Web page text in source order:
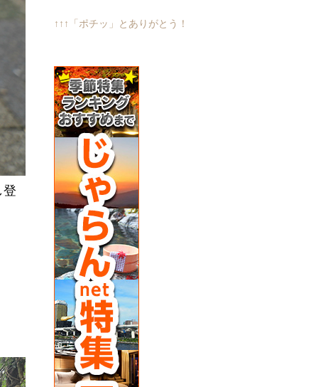
登
↑↑↑「ポチッ」とありがとう！